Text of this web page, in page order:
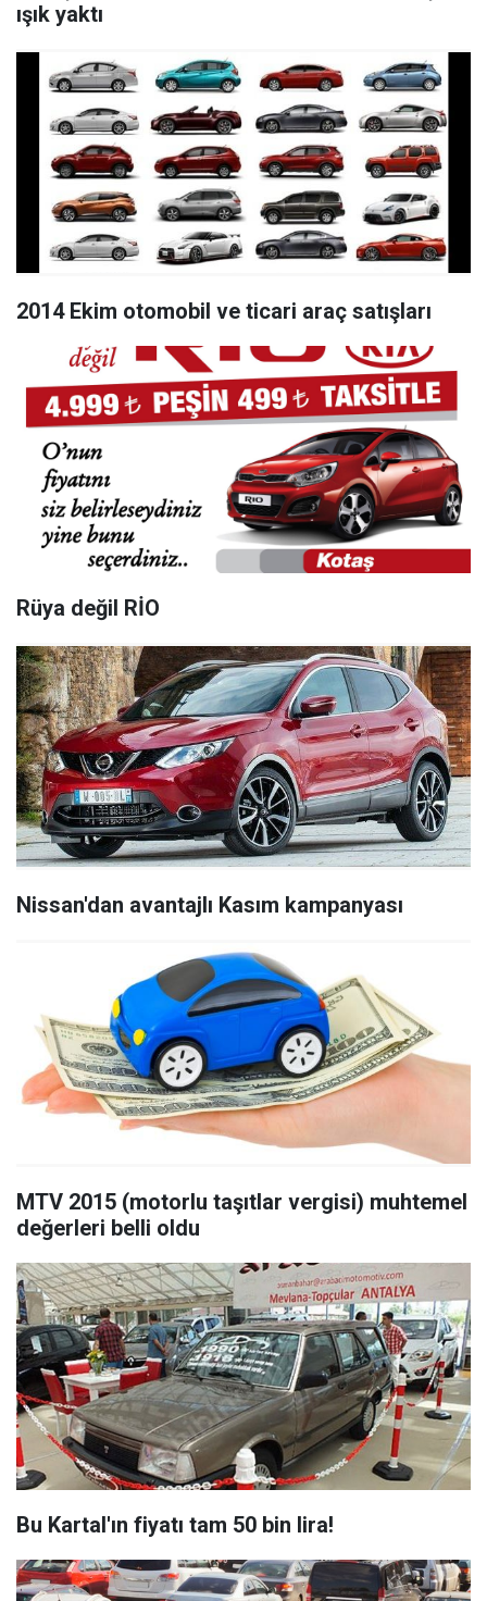
ışık yaktı
2014 Ekim otomobil ve ticari araç satışları
Rüya değil RİO
Nissan'dan avantajlı Kasım kampanyası
MTV 2015 (motorlu taşıtlar vergisi) muhtemel
değerleri belli oldu
Bu Kartal'ın fiyatı tam 50 bin lira!